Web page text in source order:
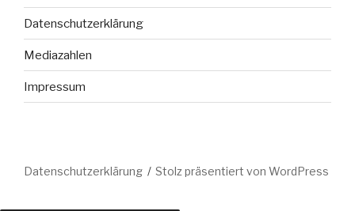
Datenschutzerklärung
Mediazahlen
Impressum
Datenschutzerklärung Stolz präsentiert von WordPress